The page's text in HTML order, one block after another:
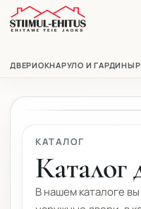
ДВЕРИОКНАРУЛО И ГАРДИНЫ
КАТАЛОГ
Каталог
В нашем каталоге